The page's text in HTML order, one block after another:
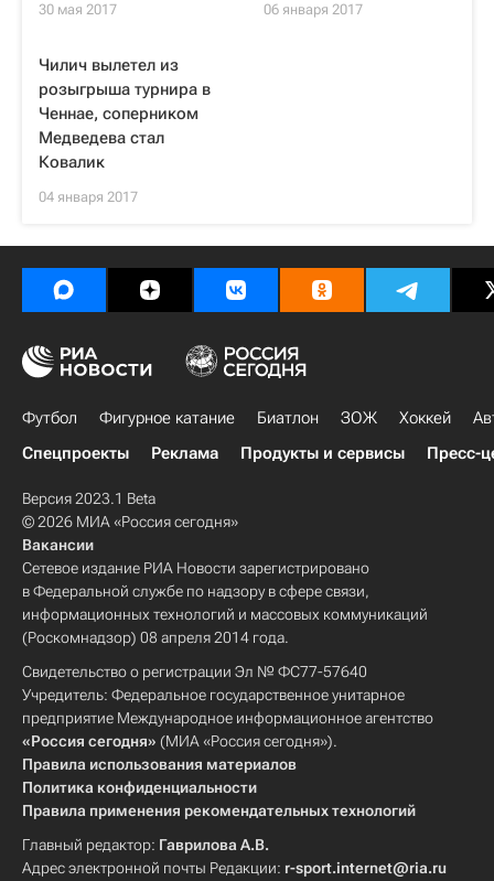
30 мая 2017 06 января 2017
Чилич вылетел из
розыгрыша турнира в
Ченнае, соперником
Медведева стал
Ковалик
04 января 2017
Футбол Фигурное катание Биатлон ЗОЖ Хоккей
Спецпроекты
Реклама Продукты и сервисы Пресс-
Версия 2023.1 Beta
© 2026 МИА «Россия сегодня»
Вакансии
Сетевое издание РИА Новости зарегистрировано
в Федеральной службе по надзору в сфере связи,
информационных технологий и массовых коммуникаций
(Роскомнадзор) 08 апреля 2014 года.
Свидетельство о регистрации Эл № ФС77-57640
Учредитель: Федеральное государственное унитарное
предприятие Международное информационное агентство
«Россия сегодня» (МИА «Россия сегодня»).
Правила использования материалов
Политика конфиденциальности
Правила применения рекомендательных технологий
Главный редактор: Гаврилова А.В.
Адрес электронной почты Редакции: r-sport.internet@ria.ru